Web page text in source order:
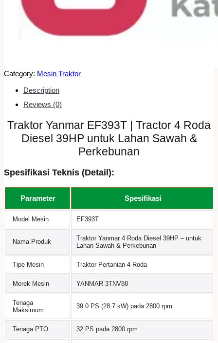
Category: Mesin Traktor
Description
Reviews (0)
Traktor Yanmar EF393T | Tractor 4 Roda
Diesel 39HP untuk Lahan Sawah &
Perkebunan
Spesifikasi Teknis (Detail):
Parameter Spesifikasi
Model Mesin EF393T
Nama Produk
Traktor Yanmar 4 Roda Diesel 39HP – untuk
Lahan Sawah & Perkebunan
Tipe Mesin Traktor Pertanian 4 Roda
Merek Mesin YANMAR 3TNV88
Tenaga
Maksimum
39.0 PS (28.7 kW) pada 2800 rpm
Tenaga PTO 32 PS pada 2800 rpm